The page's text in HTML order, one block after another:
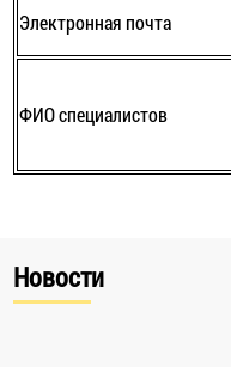
Электронная почта
ФИО специалистов
Новости